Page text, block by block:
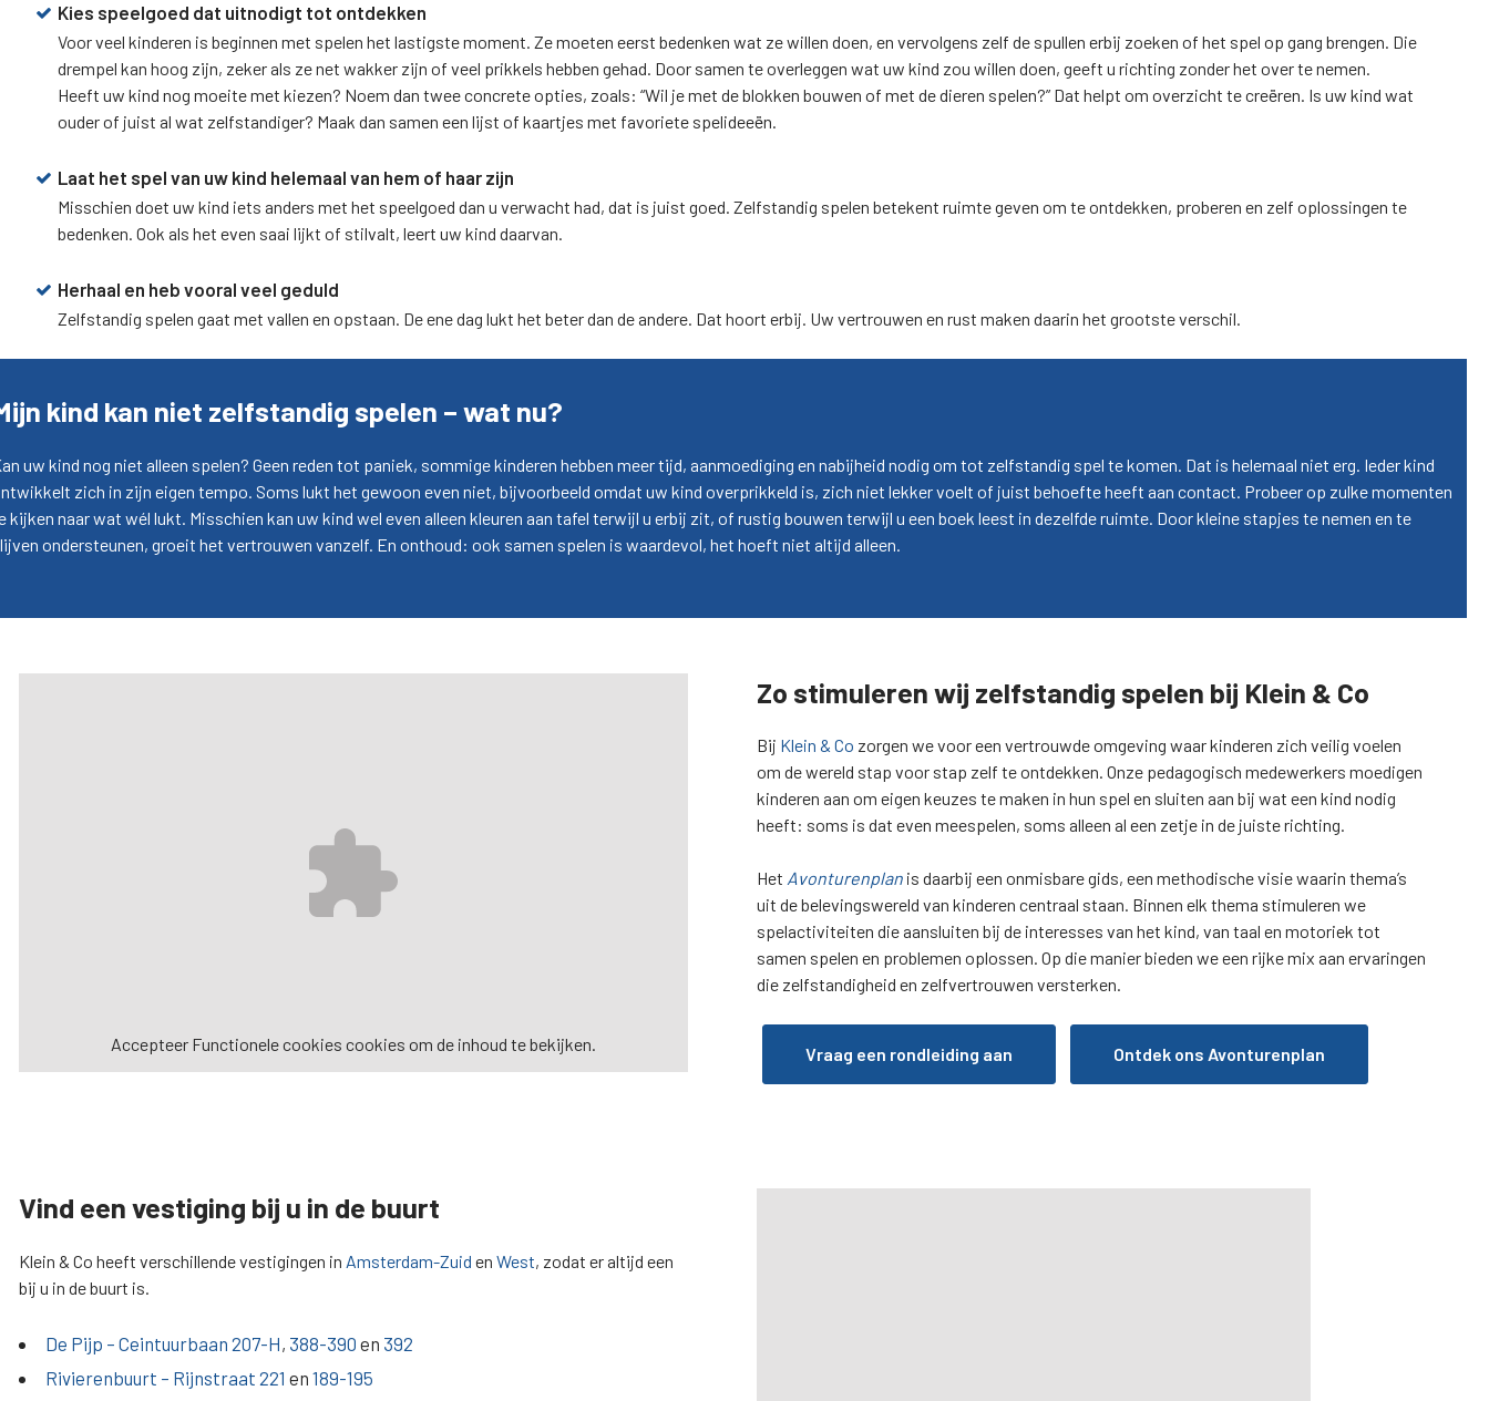
Kies speelgoed dat uitnodigt tot ontdekken
Voor veel kinderen is beginnen met spelen het lastigste moment. Ze moeten eerst bedenken wat ze willen doen, en vervolgens zelf de spullen erbij zoeken of het spel op gang brengen. Die
drempel kan hoog zijn, zeker als ze net wakker zijn of veel prikkels hebben gehad. Door samen te overleggen wat uw kind zou willen doen, geeft u richting zonder het over te nemen.
Heeft uw kind nog moeite met kiezen? Noem dan twee concrete opties, zoals: “Wil je met de blokken bouwen of met de dieren spelen?” Dat helpt om overzicht te creëren. Is uw kind wat
ouder of juist al wat zelfstandiger? Maak dan samen een lijst of kaartjes met favoriete spelideeën.
Laat het spel van uw kind helemaal van hem of haar zijn
Misschien doet uw kind iets anders met het speelgoed dan u verwacht had, dat is juist goed. Zelfstandig spelen betekent ruimte geven om te ontdekken, proberen en zelf oplossingen te
bedenken. Ook als het even saai lijkt of stilvalt, leert uw kind daarvan.
Herhaal en heb vooral veel geduld
Zelfstandig spelen gaat met vallen en opstaan. De ene dag lukt het beter dan de andere. Dat hoort erbij. Uw vertrouwen en rust maken daarin het grootste verschil.
kind kan niet zelfstandig spelen – wat nu?
uw kind nog niet alleen spelen? Geen reden tot paniek, sommige kinderen hebben meer tijd, aanmoediging en nabijheid nodig om tot zelfstandig spel te komen. Dat is helemaal niet erg. Ieder kind
zich in zijn eigen tempo. Soms lukt het gewoon even niet, bijvoorbeeld omdat uw kind overprikkeld is, zich niet lekker voelt of juist behoefte heeft aan contact. Probeer op zulke momenten
kijken naar wat wél lukt. Misschien kan uw kind wel even alleen kleuren aan tafel terwijl u erbij zit, of rustig bouwen terwijl u een boek leest in dezelfde ruimte. Door kleine stapjes te nemen en te
ondersteunen, groeit het vertrouwen vanzelf. En onthoud: ook samen spelen is waardevol, het hoeft niet altijd alleen.
Accepteer Functionele cookies cookies om de inhoud te bekijken.
Zo stimuleren wij zelfstandig spelen bij Klein & Co
Bij Klein & Co zorgen we voor een vertrouwde omgeving waar kinderen zich veilig voelen
om de wereld stap voor stap zelf te ontdekken. Onze pedagogisch medewerkers moedigen
kinderen aan om eigen keuzes te maken in hun spel en sluiten aan bij wat een kind nodig
heeft: soms is dat even meespelen, soms alleen al een zetje in de juiste richting.
Het Avonturenplanis daarbij een onmisbare gids, een methodische visie waarin thema’s
uit de belevingswereld van kinderen centraal staan. Binnen elk thema stimuleren we
spelactiviteiten die aansluiten bij de interesses van het kind, van taal en motoriek tot
samen spelen en problemen oplossen. Op die manier bieden we een rijke mix aan ervaringen
die zelfstandigheid en zelfvertrouwen versterken.
Vraag een rondleiding aan Ontdek ons Avonturenplan
Vind een vestiging bij u in de buurt
Klein & Co heeft verschillende vestigingen in Amsterdam-Zuid en West, zodat er altijd een
bij u in de buurt is.
De Pijp – Ceintuurbaan 207-H, 388-390 en 392
Rivierenbuurt – Rijnstraat 221 en 189-195